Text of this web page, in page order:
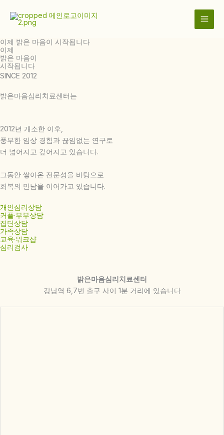
로
건
너
뛰
이제 밝은 마음이 시작됩니다
이제
밝은 마음이
시작됩니다
SINCE 2012
밝은마음심리치료센터는
2012년 개소한 이후,
풍부한 임상 경험과 끊임없는 연구로
더 넓어지고 깊어지고 있습니다.
그동안 쌓아온 전문성을 바탕으로
회복의 만남을 이어가고 있습니다.
개인심리상담
커플·부부상담
집단상담
가족상담
교육·워크샵
심리검사
밝은마음심리치료센터
강남역 6,7번 출구 사이 1분 거리에 있습니다